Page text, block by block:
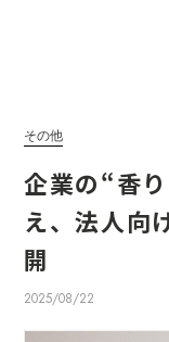
その他
企業の“香
え、法人向
開
2025/08/22